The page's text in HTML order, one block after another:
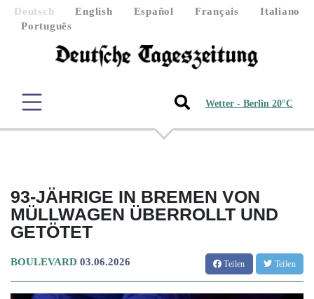
Deutsch English Español Français
Italiano
Português
Wetter - Berlin 20°C
93-JÄHRIGE IN BREMEN VON
MÜLLWAGEN ÜBERROLLT UND
GETÖTET
BOULEVARD 03.06.2026 Teilen Teilen